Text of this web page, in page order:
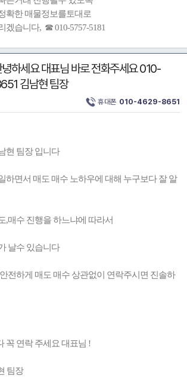
확한 매물정보를토대로
겠습니다, ☎ 010-5757-5181
하세요 대표님 바로 전화주세요 010-
김남현 팀장
휴대폰 010-4629-8651
현 팀장 입니다
하면서 매도 매수 노하우에 대해 누구보다 잘 알
,매수 진행을 하느냐에 따라서
날수 있습니다
전하게 매도 매수 상관없이 연락주시면 진솔하
꼭 연락 주세요 대표님 !
팀장